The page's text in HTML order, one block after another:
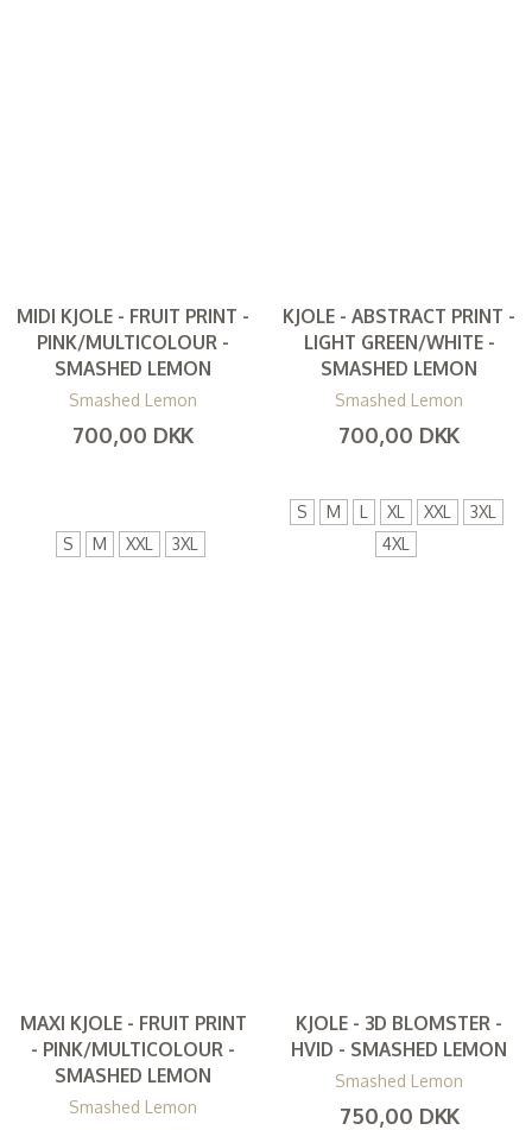
MIDI KJOLE - FRUIT PRINT -
PINK/MULTICOLOUR -
SMASHED LEMON
Smashed Lemon
700,00 DKK
S M XXL 3XL
KJOLE - ABSTRACT PRINT -
LIGHT GREEN/WHITE -
SMASHED LEMON
Smashed Lemon
700,00 DKK
S M L XL XXL
3XL
4XL
MAXI KJOLE - FRUIT PRINT
- PINK/MULTICOLOUR -
SMASHED LEMON
Smashed Lemon
KJOLE - 3D BLOMSTER -
HVID - SMASHED LEMON
Smashed Lemon
750,00 DKK